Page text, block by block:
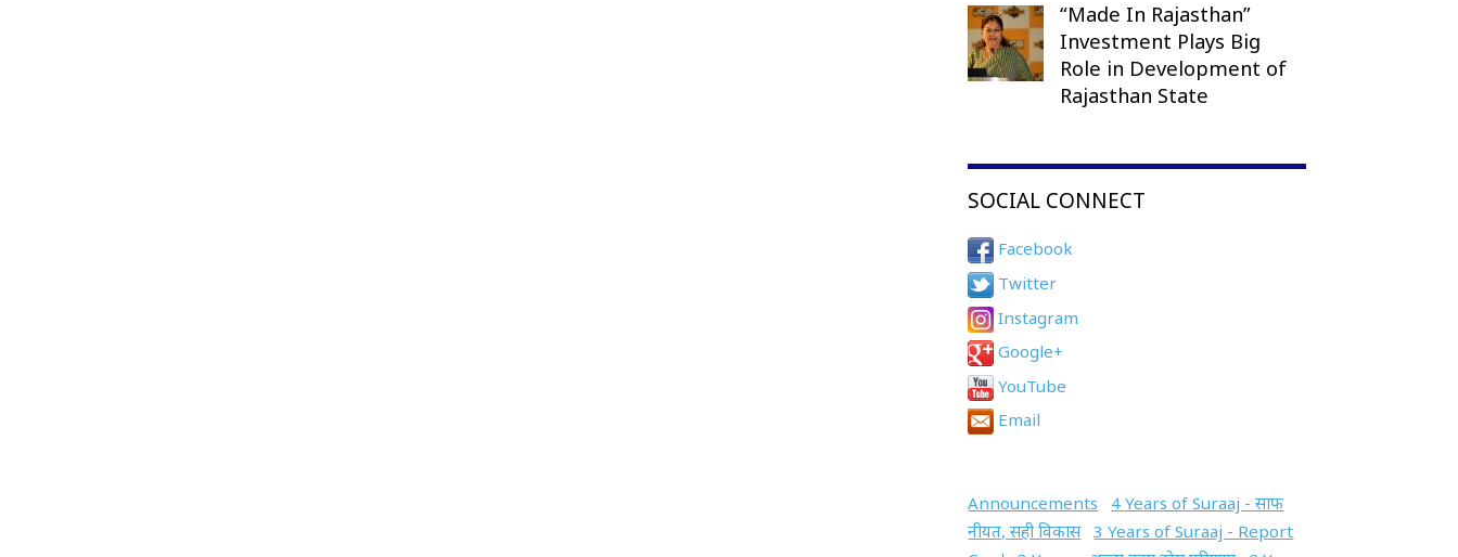
“Made In Rajasthan”
Investment Plays Big
Role in Development of
Rajasthan State
SOCIAL CONNECT
Facebook
Twitter
Instagram
Google+
YouTube
Email
Announcements
4 Years of Suraaj - साफ
नीयत, सही विकास 3 Years of Suraaj - Report